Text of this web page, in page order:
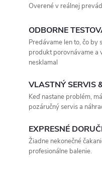
Overené v reálnej
ODBORNE
Predávame len to, čo by
produkt porovnávame a
nesklamal
VLASTNÝ SERVIS
Keď nastane problém,
pozáručný servis a
EXPRESNÉ
Žiadne nekonečné
profesionálne balenie.